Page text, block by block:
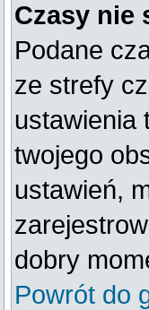
Czasy nie
Podane
ze strefy
ustawienia
twojego
ustawień,
dobry
Powrót do